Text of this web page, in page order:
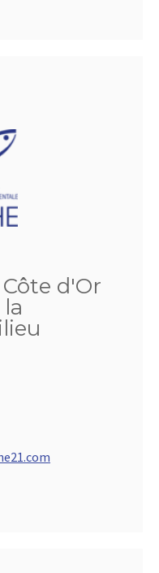
d'Or